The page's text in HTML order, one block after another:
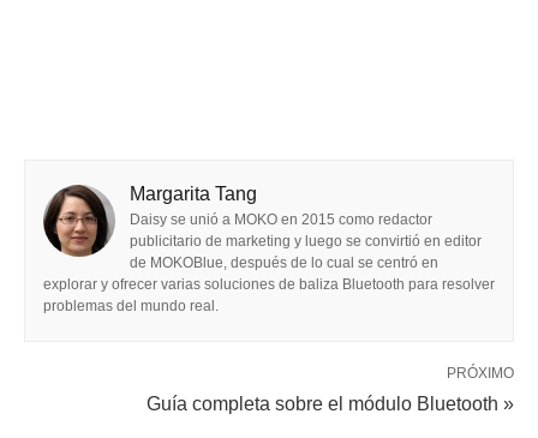
Margarita Tang
Daisy se unió a MOKO en 2015 como redactor
publicitario de marketing y luego se convirtió en editor
de MOKOBlue, después de lo cual se centró en
explorar y ofrecer varias soluciones de baliza Bluetooth para resolver
problemas del mundo real.
PRÓXIMO
Guía completa sobre el módulo Bluetooth »